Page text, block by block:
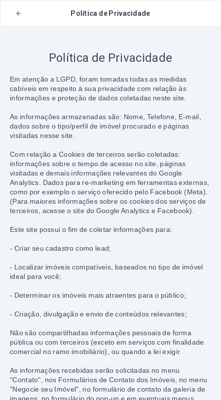
Política de Privacidade
Política de Privacidade
Em atenção a LGPD, foram tomadas todas as medidas
cabíveis em respeito à sua privacidade com relação às
informações e proteção de dados coletadas neste site.
As informações armazenadas são: Nome, Telefone, E-mail,
dados sobre o tipo/perfil de imóvel procurado e páginas
visitadas nesse site.
Com relação a Cookies de terceiros serão coletadas:
informações sobre o tempo de acesso no site, páginas
visitadas e demais informações relevantes do Google
Analytics. Dados para re-marketing em ferramentas externas,
como por exemplo o serviço oferecido pelo Facebook (Meta).
(Para maiores informações sobre os cookies dos serviços de
terceiros, acesse o site do Google Analytics e Facebook).
Este site possui o fim de coletar informações para:
- Criar seu cadastro como lead;
- Localizar imóveis compatíveis, baseados no tipo de imóvel
ideal para você;
- Determinar os imóveis mais atraentes para o público;
- Criação, divulgação e envio de conteúdos relevantes;
Não são compartilhadas informações pessoais de forma
pública ou com terceiros (exceto em serviços com finalidade
comercial no ramo imobiliário), ou quando a lei exigir.
As informações recebidas serão solicitadas no menu
"Contato", nos Formulários de Contato dos Imóveis, no menu
"Negocie seu Imóvel", no formulário de contato da galeria de